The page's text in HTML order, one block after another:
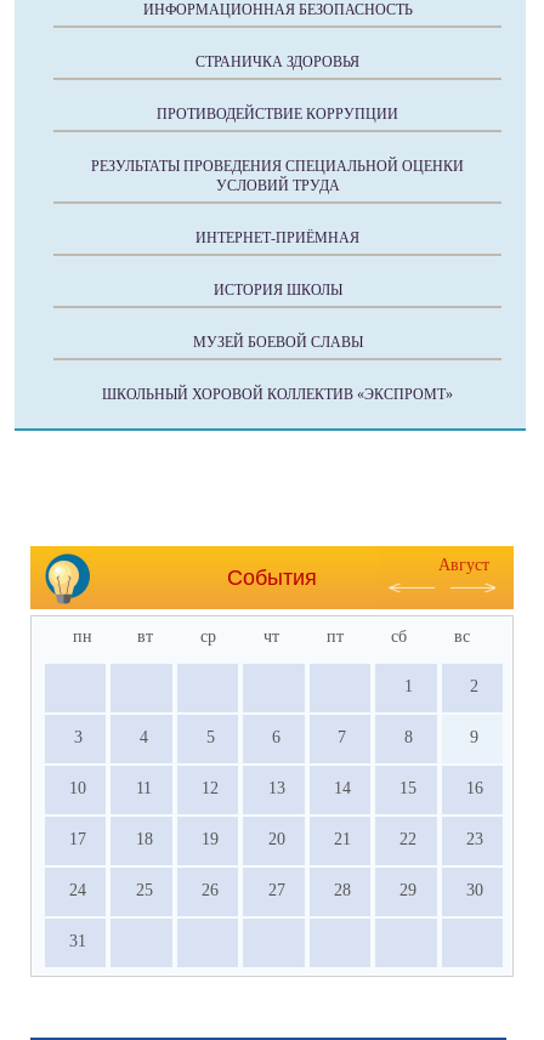
ИНФОРМАЦИОННАЯ БЕЗОПАСНОСТЬ
СТРАНИЧКА ЗДОРОВЬЯ
ПРОТИВОДЕЙСТВИЕ КОРРУПЦИИ
РЕЗУЛЬТАТЫ ПРОВЕДЕНИЯ СПЕЦИАЛЬНОЙ ОЦЕНКИ
УСЛОВИЙ ТРУДА
ИНТЕРНЕТ-ПРИЁМНАЯ
ИСТОРИЯ ШКОЛЫ
МУЗЕЙ БОЕВОЙ СЛАВЫ
ШКОЛЬНЫЙ ХОРОВОЙ КОЛЛЕКТИВ «ЭКСПРОМТ»
События
Август
пн вт ср чт пт сб вс
1 2
3 4 5 6 7 8 9
10 11 12 13 14 15 16
17 18 19 20 21 22 23
24 25 26 27 28 29 30
31